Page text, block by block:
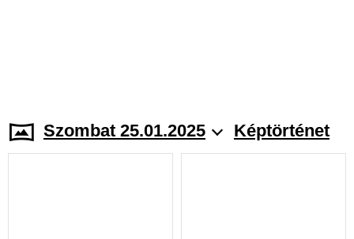
Szombat 25.01.2025 Képtörténet